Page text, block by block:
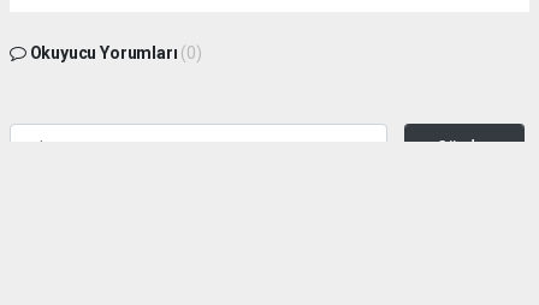
Okuyucu Yorumları (0)
Gönder